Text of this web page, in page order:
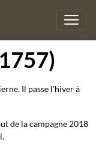
Il passe l'hiver à
de la campagne 2018